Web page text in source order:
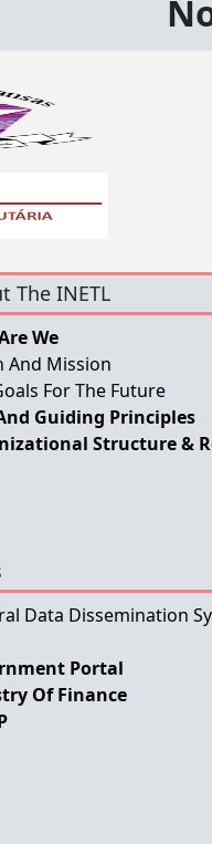
The INETL
We
And Mission
For The Future
Guiding Principles
Structure &
Data Dissemination
Portal
Of Finance